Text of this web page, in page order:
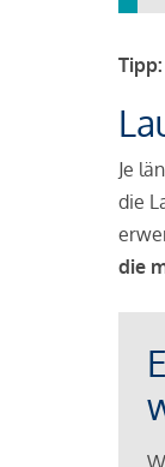
Tipp:
Je
die
die